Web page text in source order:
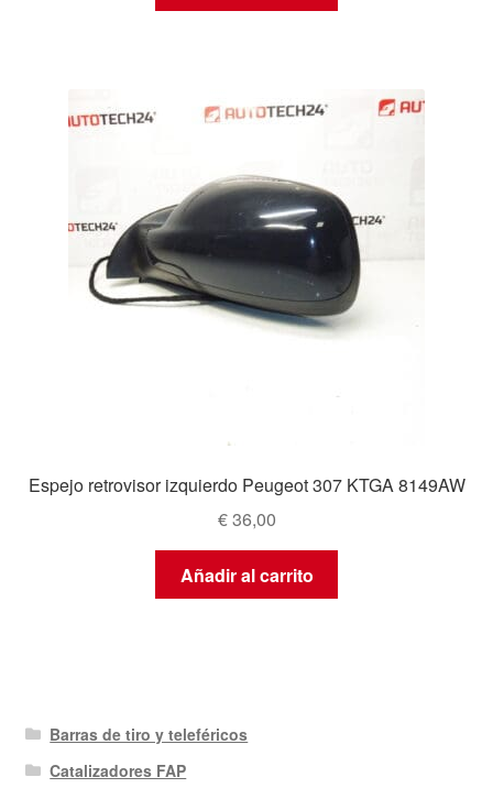
Espejo retrovisor izquierdo Peugeot 307 KTGA 8149AW
€36,00
Añadir al carrito
Barras de tiro y teleféricos
Catalizadores FAP